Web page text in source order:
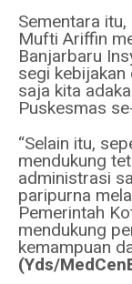
Sementara
Mufti Ariffin
Banjarbaru
segi
saja kita
Puskesmas
“Selain itu,
mendukung
administrasi
paripurna
Pemerintah
mendukung
kemampuan
(Yds/